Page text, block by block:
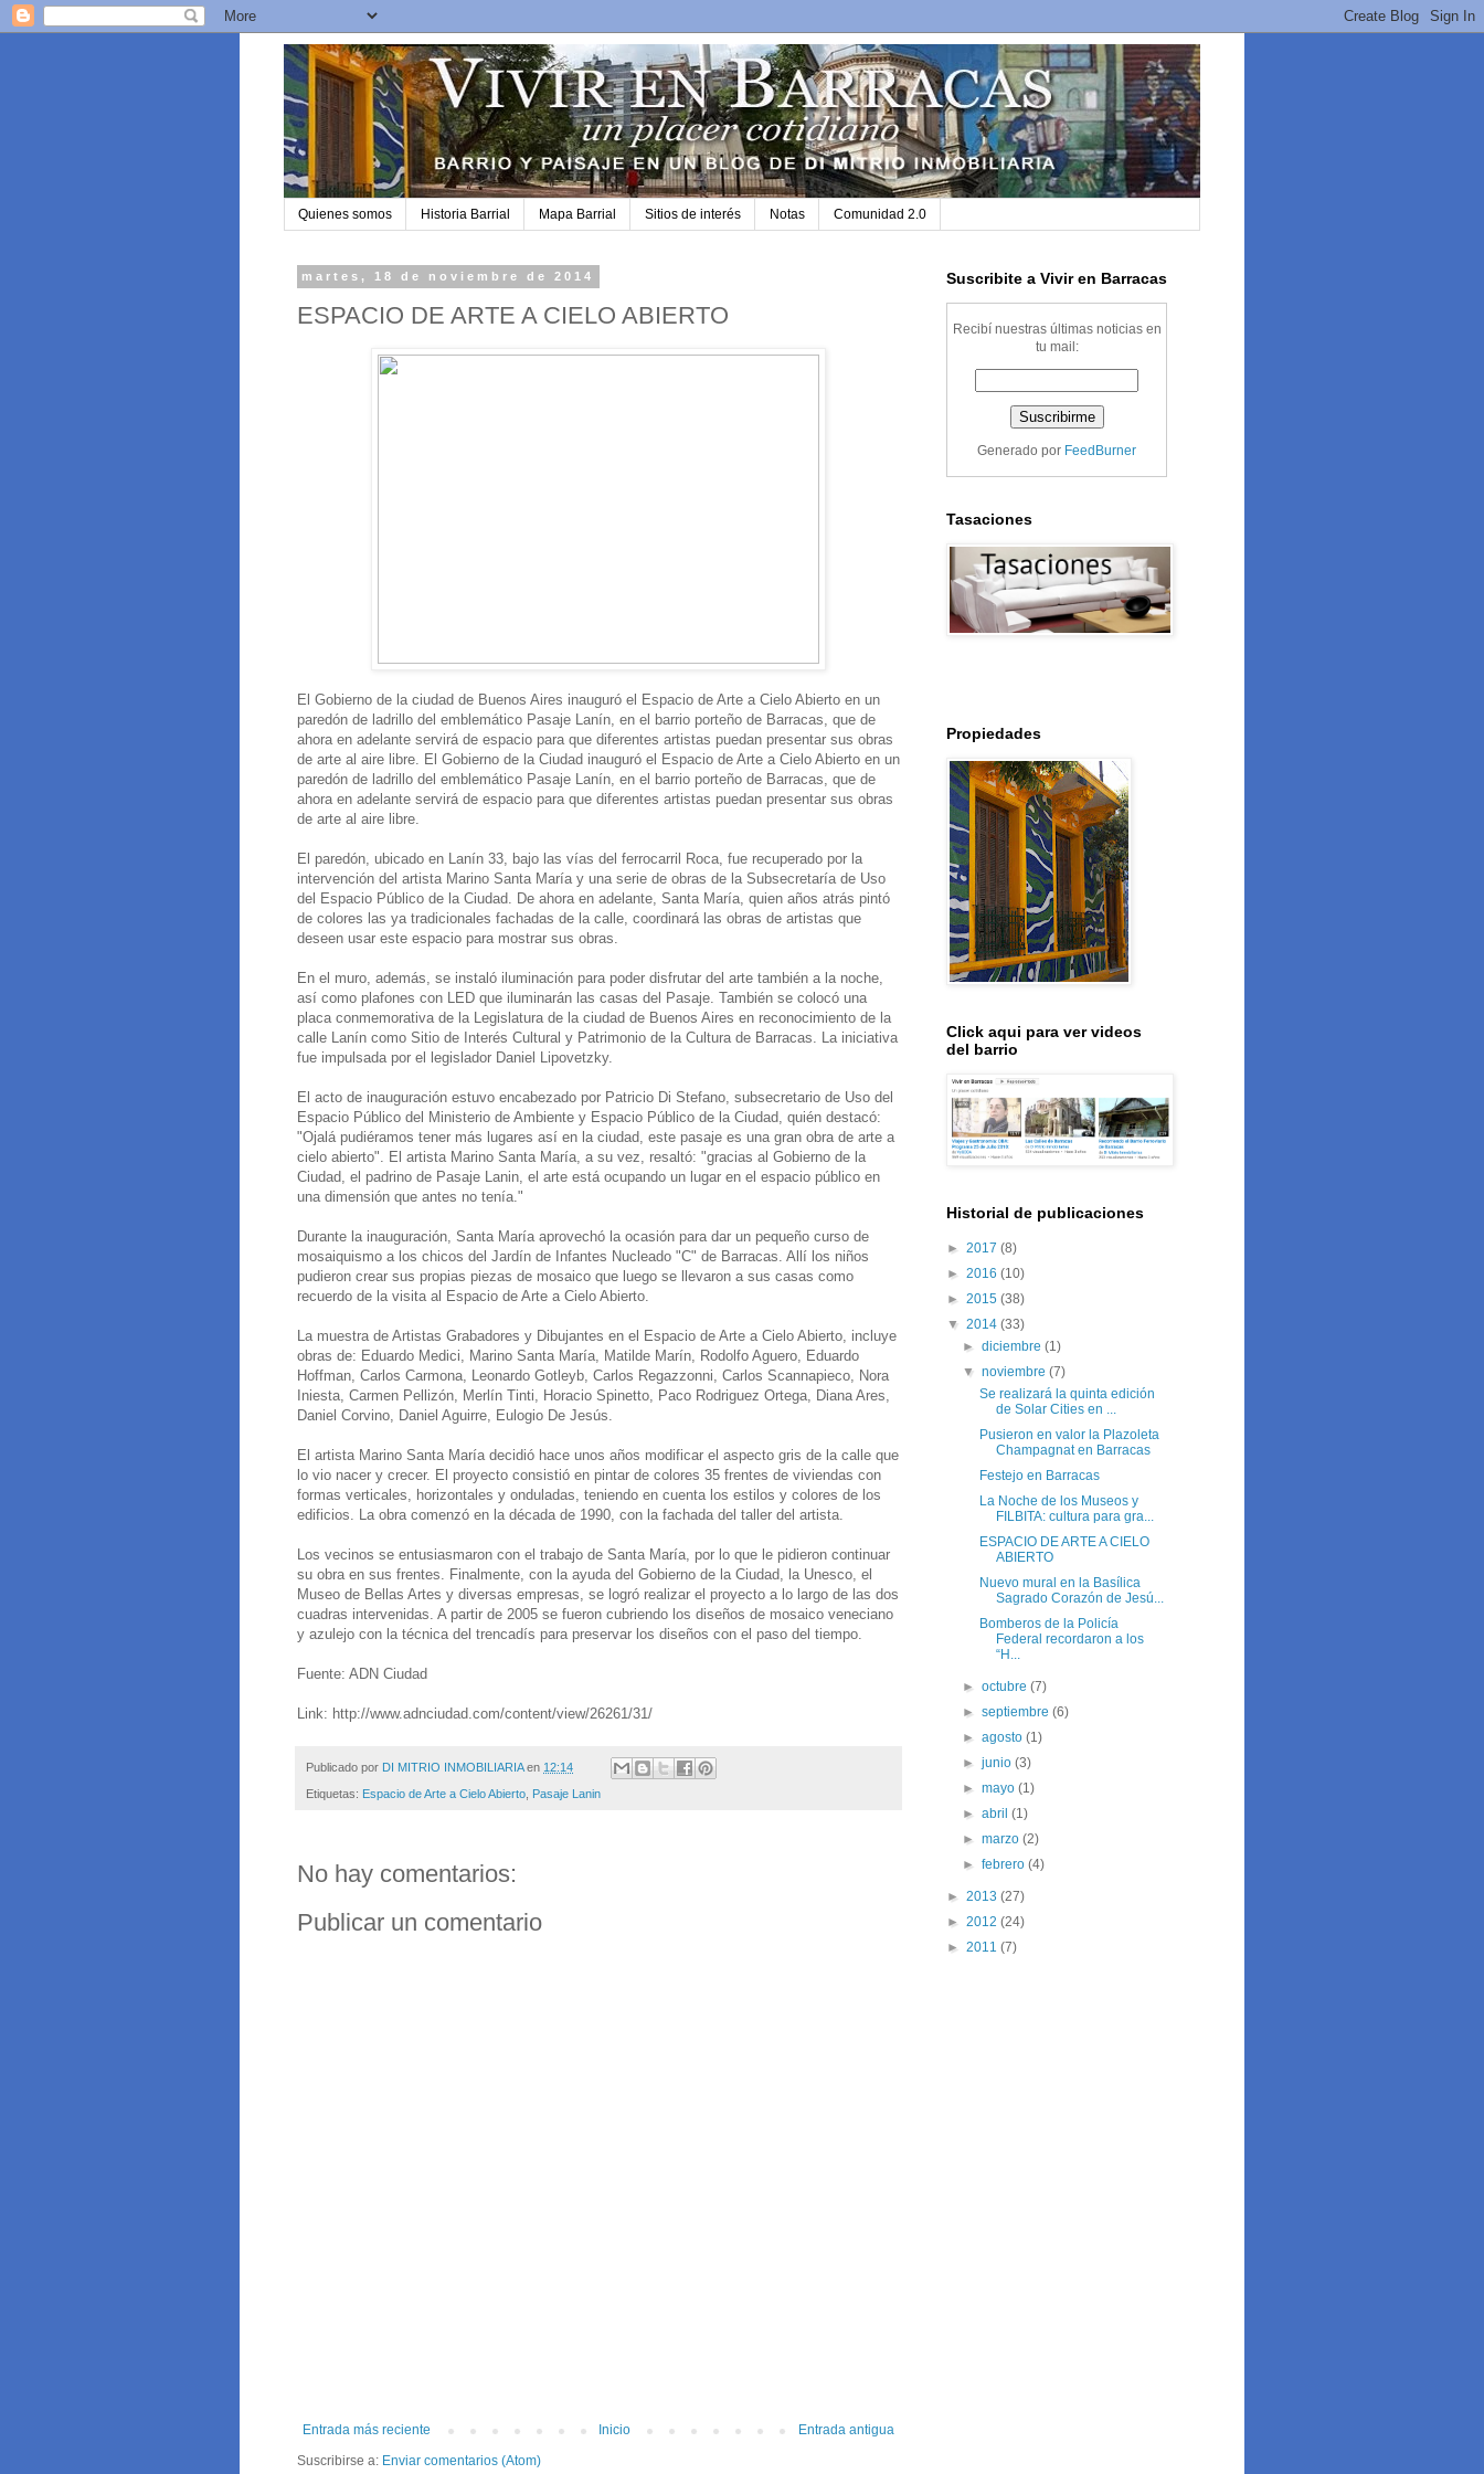
Quienes somos Historia Barrial Mapa Barrial Sitios de interés Notas Comunidad 2.0
martes, 18 de noviembre de 2014
ESPACIO DE ARTE A CIELO ABIERTO
El Gobierno de la ciudad de Buenos Aires inauguró el Espacio de Arte a Cielo Abierto en un
paredón de ladrillo del emblemático Pasaje Lanín, en el barrio porteño de Barracas, que de
ahora en adelante servirá de espacio para que diferentes artistas puedan presentar sus obras
de arte al aire libre. El Gobierno de la Ciudad inauguró el Espacio de Arte a Cielo Abierto en un
paredón de ladrillo del emblemático Pasaje Lanín, en el barrio porteño de Barracas, que de
ahora en adelante servirá de espacio para que diferentes artistas puedan presentar sus obras
de arte al aire libre.
El paredón, ubicado en Lanín 33, bajo las vías del ferrocarril Roca, fue recuperado por la
intervención del artista Marino Santa María y una serie de obras de la Subsecretaría de Uso
del Espacio Público de la Ciudad. De ahora en adelante, Santa María, quien años atrás pintó
de colores las ya tradicionales fachadas de la calle, coordinará las obras de artistas que
deseen usar este espacio para mostrar sus obras.
En el muro, además, se instaló iluminación para poder disfrutar del arte también a la noche,
así como plafones con LED que iluminarán las casas del Pasaje. También se colocó una
placa conmemorativa de la Legislatura de la ciudad de Buenos Aires en reconocimiento de la
calle Lanín como Sitio de Interés Cultural y Patrimonio de la Cultura de Barracas. La iniciativa
fue impulsada por el legislador Daniel Lipovetzky.
El acto de inauguración estuvo encabezado por Patricio Di Stefano, subsecretario de Uso del
Espacio Público del Ministerio de Ambiente y Espacio Público de la Ciudad, quién destacó:
"Ojalá pudiéramos tener más lugares así en la ciudad, este pasaje es una gran obra de arte a
cielo abierto". El artista Marino Santa María, a su vez, resaltó: "gracias al Gobierno de la
Ciudad, el padrino de Pasaje Lanin, el arte está ocupando un lugar en el espacio público en
una dimensión que antes no tenía."
Durante la inauguración, Santa María aprovechó la ocasión para dar un pequeño curso de
mosaiquismo a los chicos del Jardín de Infantes Nucleado "C" de Barracas. Allí los niños
pudieron crear sus propias piezas de mosaico que luego se llevaron a sus casas como
recuerdo de la visita al Espacio de Arte a Cielo Abierto.
La muestra de Artistas Grabadores y Dibujantes en el Espacio de Arte a Cielo Abierto, incluye
obras de: Eduardo Medici, Marino Santa María, Matilde Marín, Rodolfo Aguero, Eduardo
Hoffman, Carlos Carmona, Leonardo Gotleyb, Carlos Regazzonni, Carlos Scannapieco, Nora
Iniesta, Carmen Pellizón, Merlín Tinti, Horacio Spinetto, Paco Rodriguez Ortega, Diana Ares,
Daniel Corvino, Daniel Aguirre, Eulogio De Jesús.
El artista Marino Santa María decidió hace unos años modificar el aspecto gris de la calle que
lo vio nacer y crecer. El proyecto consistió en pintar de colores 35 frentes de viviendas con
formas verticales, horizontales y onduladas, teniendo en cuenta los estilos y colores de los
edificios. La obra comenzó en la década de 1990, con la fachada del taller del artista.
Los vecinos se entusiasmaron con el trabajo de Santa María, por lo que le pidieron continuar
su obra en sus frentes. Finalmente, con la ayuda del Gobierno de la Ciudad, la Unesco, el
Museo de Bellas Artes y diversas empresas, se logró realizar el proyecto a lo largo de las dos
cuadras intervenidas. A partir de 2005 se fueron cubriendo los diseños de mosaico veneciano
y azulejo con la técnica del trencadís para preservar los diseños con el paso del tiempo.
Fuente: ADN Ciudad
Link: http://www.adnciudad.com/content/view/26261/31/
Publicado por DI MITRIO INMOBILIARIA en 12:14
Etiquetas: Espacio de Arte a Cielo Abierto, Pasaje Lanin
No hay comentarios:
Publicar un comentario
Entrada más reciente Entrada antigua
Inicio
Suscribirse a: Enviar comentarios (Atom)
Suscribite a Vivir en Barracas
Recibí nuestras últimas noticias en
tu mail:
Generado por FeedBurner
Tasaciones
Propiedades
Click aqui para ver videos
del barrio
Historial de publicaciones
► 2017 (8)
► 2016 (10)
► 2015 (38)
▼ 2014 (33)
►diciembre(1)
▼noviembre(7)
Se realizará la quinta edición
de Solar Cities en ...
Pusieron en valor la Plazoleta
Champagnat en Barracas
Festejo en Barracas
La Noche de los Museos y
FILBITA: cultura para gra...
ESPACIO DE ARTE A CIELO
ABIERTO
Nuevo mural en la Basílica
Sagrado Corazón de Jesú...
Bomberos de la Policía
Federal recordaron a los
“H...
►octubre(7)
►septiembre(6)
►agosto(1)
►junio(3)
►mayo(1)
►abril(1)
►marzo(2)
►febrero(4)
► 2013 (27)
► 2012 (24)
► 2011 (7)